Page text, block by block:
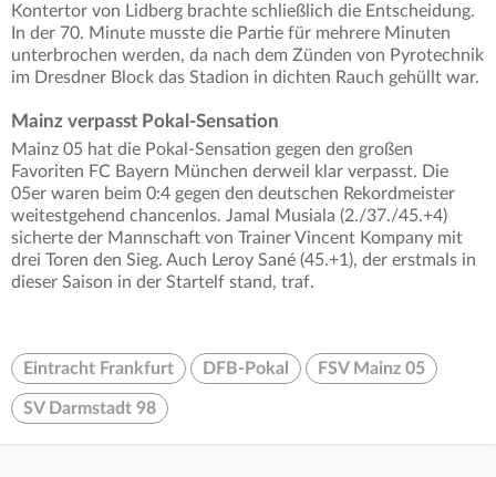
Kontertor von Lidberg brachte schließlich die Entscheidung.
In der 70. Minute musste die Partie für mehrere Minuten
unterbrochen werden, da nach dem Zünden von Pyrotechnik
im Dresdner Block das Stadion in dichten Rauch gehüllt war.
Mainz verpasst Pokal-Sensation
Mainz 05 hat die Pokal-Sensation gegen den großen
Favoriten FC Bayern München derweil klar verpasst. Die
05er waren beim 0:4 gegen den deutschen Rekordmeister
weitestgehend chancenlos. Jamal Musiala (2./37./45.+4)
sicherte der Mannschaft von Trainer Vincent Kompany mit
drei Toren den Sieg. Auch Leroy Sané (45.+1), der erstmals in
dieser Saison in der Startelf stand, traf.
Eintracht Frankfurt DFB-Pokal FSV Mainz 05
SV Darmstadt 98